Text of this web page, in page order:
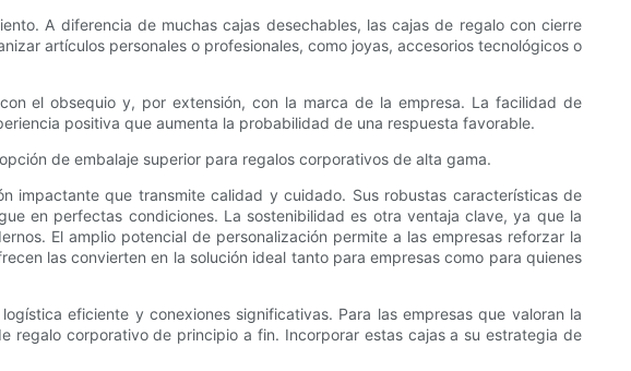
A diferencia de muchas cajas desechables, las cajas de regalo con cierre
artículos personales o profesionales, como joyas, accesorios tecnológicos o
el obsequio y, por extensión, con la marca de la empresa. La facilidad de
positiva que aumenta la probabilidad de una respuesta favorable.
de embalaje superior para regalos corporativos de alta gama.
impactante que transmite calidad y cuidado. Sus robustas características de
en perfectas condiciones. La sostenibilidad es otra ventaja clave, ya que la
El amplio potencial de personalización permite a las empresas reforzar la
las convierten en la solución ideal tanto para empresas como para quienes
eficiente y conexiones significativas. Para las empresas que valoran la
regalo corporativo de principio a fin. Incorporar estas cajas a su estrategia de